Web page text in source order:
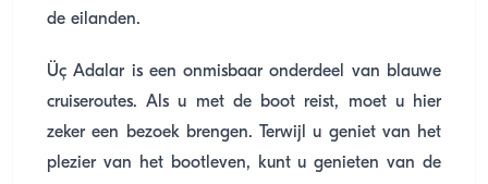
de eilanden.
Üç Adalar is een onmisbaar onderdeel van blauwe
cruiseroutes. Als u met de boot reist, moet u hier
zeker een bezoek brengen. Terwijl u geniet van het
plezier van het bootleven, kunt u genieten van de